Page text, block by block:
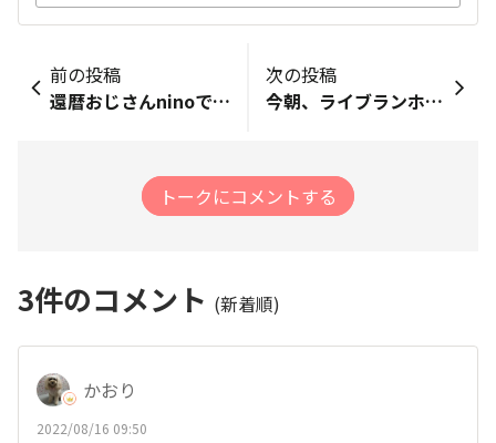
前の投稿
還暦おじさんninoです 初めての投稿で初参加であることから本番の気象情報など心配してる旨ご相談したところ、細かな情報を沢山いただきました ありがとうございました 又、経験されたみなさんのやりとりを見てると、参加されている方々が自分自身が楽しみながらの練習だけでなく周りの人達の応援隊になっているように勝手に感じて参加者の皆さんがクラブのチームのように思えてます。 ハワイの風がそうさせるのですかね 私自身、その時を楽しむ為に週末練習で10キロはヘロヘロにならずに走れるようになりました。 ここで質問 給水ステーションもそれなりにあるのでしょうか 先輩方々教えてください
次の投稿
今朝、ライブランホノルルマラソンスペシャルセッション「ホノルル気分で走ろう！」を初めて走りました！ 先日は応援参加したので、今朝はホノルルマラソンのウェアを着て走ろう！と決めていました。 289人の参加者の方々と一緒にライブランを聴きながら走っていると思ったら、いつものコースもまた違った新鮮な気分で走れて、とても楽しかったです！ ホノルルマラソンまであと約4か月。 来週8月21日(日)もAM8:00から開催されるので走りたいと思います♪ 写真は今朝の東京上野公園の不忍池です。 ハスは見頃を迎えていますが、葉の方が段々大きくなってきました。
トークにコメントする
3件のコメント (新着順)
かおり
2022/08/16 09:50